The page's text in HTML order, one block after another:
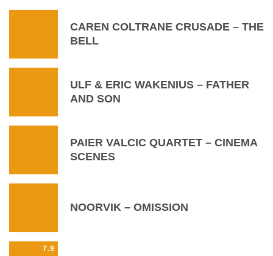
CAREN COLTRANE CRUSADE – THE
BELL
ULF & ERIC WAKENIUS – FATHER
AND SON
PAIER VALCIC QUARTET – CINEMA
SCENES
NOORVIK – OMISSION
7.9